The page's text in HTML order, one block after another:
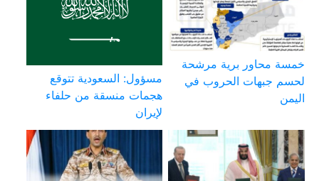
خمسة محاور برية مرشحة
لحسم جبهات الحروب في
اليمن
مسؤول: السعودية تتوقع
هجمات منسقة من حلفاء
لإيران